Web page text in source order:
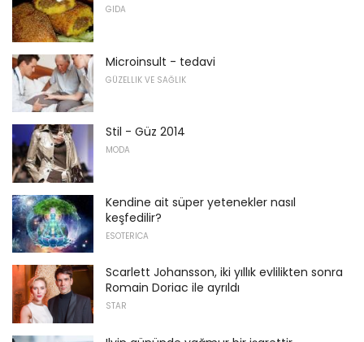
GIDA
Microinsult - tedavi
GÜZELLIK VE SAĞLIK
Stil - Güz 2014
MODA
Kendine ait süper yetenekler nasıl
keşfedilir?
ESOTERICA
Scarlett Johansson, iki yıllık evlilikten sonra
Romain Doriac ile ayrıldı
STAR